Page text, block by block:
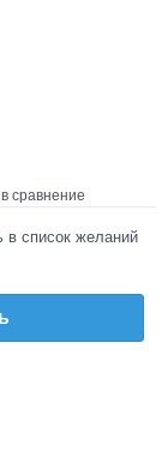
сравнение
в список желаний